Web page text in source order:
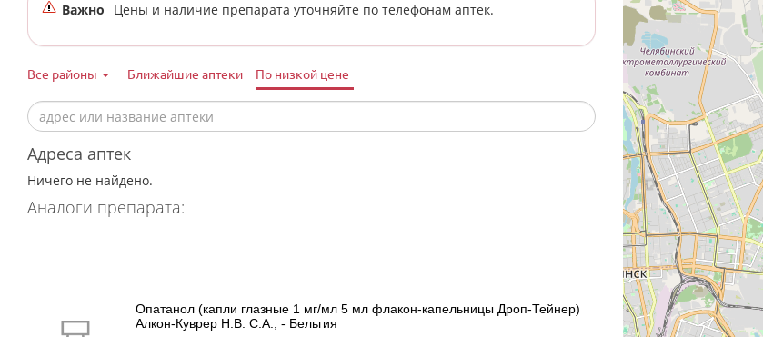
Важно Цены и наличие препарата уточняйте по телефонам аптек.
Все районы Ближайшие аптеки По низкой цене
Адреса аптек
Ничего не найдено.
Аналоги препарата:
Опатанол (капли глазные 1 мг/мл 5 мл флакон-капельницы Дроп-Тейнер)
Алкон-Куврер Н.В. С.А., - Бельгия